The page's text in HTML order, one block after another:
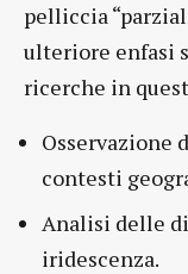
pelliccia
ulteriore enfasi
ricerche in
Osservazione
contesti
Analisi delle
iridescenza.